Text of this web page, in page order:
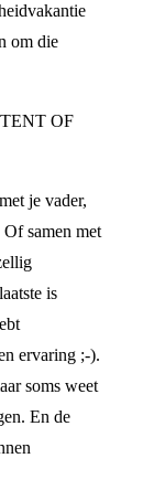
om die
OF
je vader,
samen met
is
ervaring ;-).
soms weet
En de